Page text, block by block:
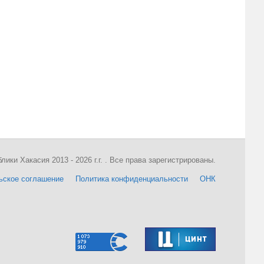
соглашение Политика конфиденциальности ОНК
Хакасия 2013 - 2026 г.г. . Все права зарегистрированы.